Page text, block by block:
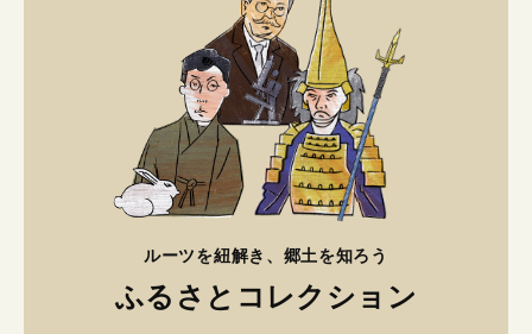
ルーツを紐解き、郷土を知ろう
ふるさとコレクション